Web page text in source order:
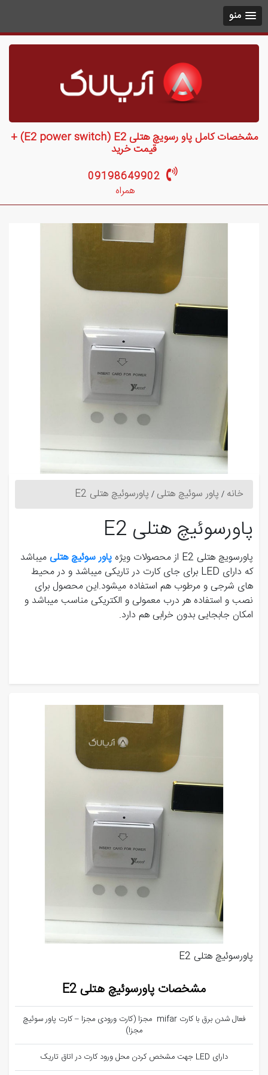
منو
مشخصات کامل پاو رسویچ هتلی E2 power switch) E2) +
قیمت خرید
09198649902
همراه
خانه پاور سوئیچ هتلی پاورسوئیچ هتلی E2
پاورسوئیچ هتلی E2
پاورسویچ هتلی E2 از محصولات ویژه پاور سوئیچ هتلیمیباشد
که دارای LED برای جای کارت در تاریکی میباشد و در محیط
های شرجی و مرطوب هم استفاده میشود.این محصول برای
نصب و استفاده هر درب معمولی و الکتریکی مناسب میباشد و
امکان جابجایی بدون خرابی هم دارد.
پاورسوئیچ هتلی E2
مشخصات پاورسوئیچ هتلی E2
فعال شدن برق با کارت mifar مجزا (کارت ورودی مجزا – کارت پاور سوئیچ
مجزا)
دارای LED جهت مشخص کردن محل ورود کارت در اتاق تاریک